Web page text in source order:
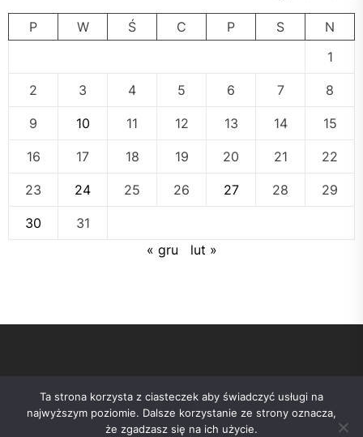
P W Ś C P S
N
1
2 3 4 5 6 7 8
9 10 11 12 13 14 15
16 17 18 19 20 21 22
23 24 25 26 27 28 29
30
31
« gru
lut »
Ta strona korzysta z ciasteczek aby świadczyć usługi na
najwyższym poziomie. Dalsze korzystanie ze strony oznacza,
że zgadzasz się na ich użycie.